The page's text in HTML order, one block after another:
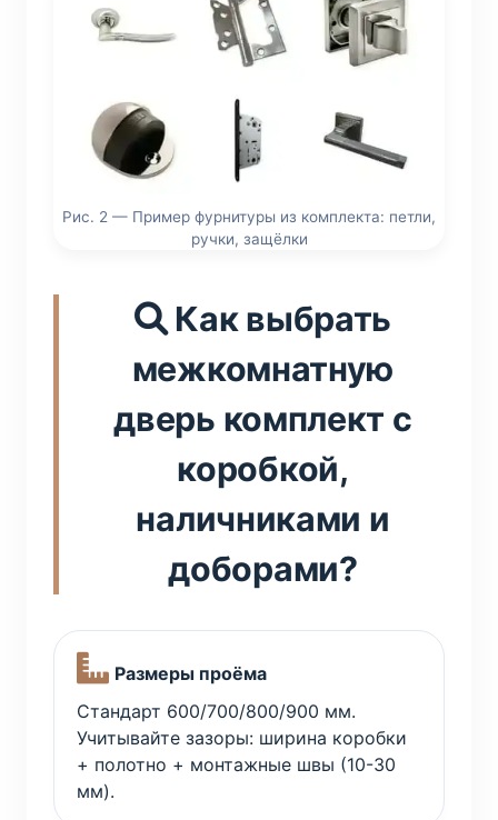
Рис. 2 — Пример фурнитуры из комплекта: петли,
ручки, защёлки
Как выбрать
межкомнатную
дверь комплект с
коробкой,
наличниками и
доборами?
Размеры проёма
Стандарт 600/700/800/900 мм.
Учитывайте зазоры: ширина коробки
+ полотно + монтажные швы (10-30
мм).